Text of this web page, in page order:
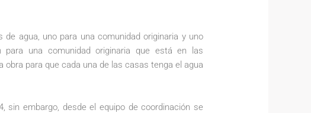
agua, uno para una comunidad originaria y uno
una comunidad originaria que está en las
para que cada una de las casas tenga el agua
embargo, desde el equipo de coordinación se